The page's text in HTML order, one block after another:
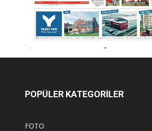
POPÜLER KATEGORİLER
FOTO